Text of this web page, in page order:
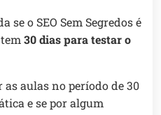
se o SEO Sem Segredos é
30 dias para testar o
as aulas no período de 30
e se por algum